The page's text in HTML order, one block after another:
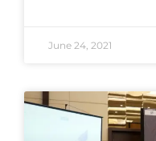
June 24, 2021